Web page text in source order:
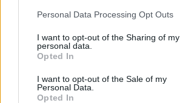
Please note that this website/app uses one
not limited to your visit or usage behaviour.
grant or deny consent to Google and its
use your data for below specified purposes
consent section.
Personal Data Processing Opt Outs
I want to opt-out of the Sharing of my
personal data.
Opted In
I want to opt-out of the Sale of my
Personal Data.
Opted In
μπορείτε να καταλάβετε τον φόβο που
Το βίντεο της παρουσιάστριας στο
18.06.2024, 18:36 54